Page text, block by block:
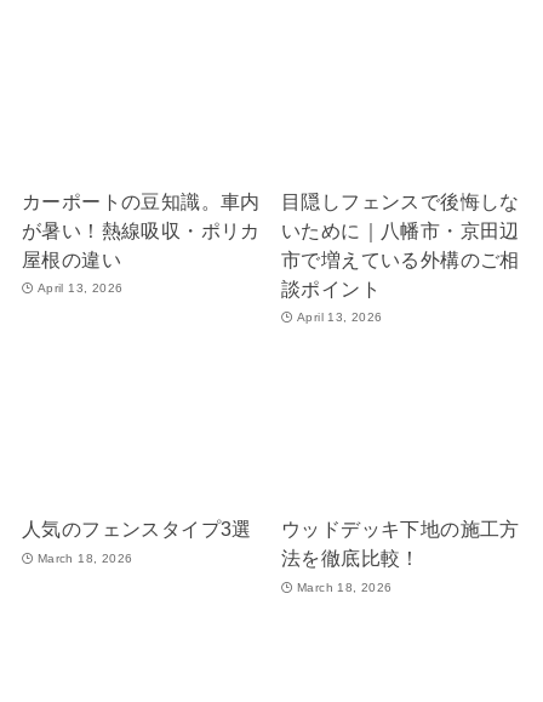
カーポートの豆知識。車内
が暑い！熱線吸収・ポリカ
屋根の違い
April 13, 2026
目隠しフェンスで後悔しな
いために｜八幡市・京田辺
市で増えている外構のご相
談ポイント
April 13, 2026
人気のフェンスタイプ3選
March 18, 2026
ウッドデッキ下地の施工方
法を徹底比較！
March 18, 2026